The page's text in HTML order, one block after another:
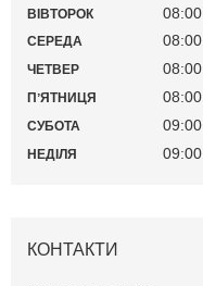
ВІВТОРОК 08:00
СЕРЕДА 08:00
ЧЕТВЕР 08:00
ПʼЯТНИЦЯ 08:00
СУБОТА 09:00
НЕДІЛЯ 09:00
КОНТАКТИ